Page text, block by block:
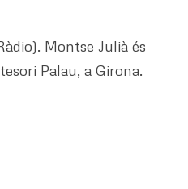
Montse Julià és
Palau, a Girona.